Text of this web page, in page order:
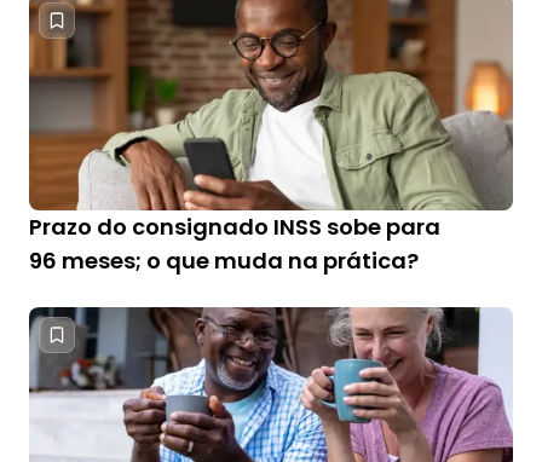
Prazo do consignado INSS sobe para
96 meses; o que muda na prática?